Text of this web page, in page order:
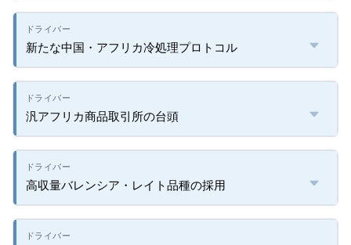
新たな中国・アフリカ冷処理プロトコル
汎アフリカ商品取引所の台頭
高収量バレンシア・レイト品種の採用